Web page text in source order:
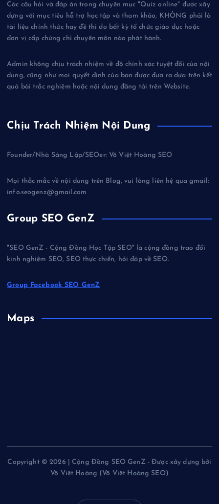
Các câu hỏi và đáp án trong chuyên mục "Quiz online" được xây
dựng với mục tiêu hỗ trợ học tập và tham khảo, KHÔNG phải là
tài liệu chính thức hay đề thi do bất kỳ tổ chức giáo dục hoặc
đơn vị cấp chứng chỉ chuyên môn nào phát hành.
Admin không chịu trách nhiệm về độ chính xác tuyệt đối của nội
dung, cũng như mọi quyết định của bạn được đưa ra dựa trên kết
quả bài trắc nghiệm hoặc nội dung đăng tải trên Website.
Chịu Trách Nhiệm Nội Dung
Founder/Nhà Sáng Lập/SEOer: Võ Việt Hoàng SEO
Mọi thắc mắc về nội dung trên Blog, vui lòng liên hệ qua gmail:
info.seogenz@gmail.com
Group SEO GenZ
"SEO GenZ - Cộng Đồng Học Tập SEO" là cộng đồng trao đổi
kinh nghiệm SEO, SEO thực chiến, hỏi đáp về SEO.
Group Facebook SEO GenZ
Maps
Copyright © 2026 | Cộng Đồng SEO GenZ - Được xây dựng bởi
Võ Việt Hoàng (Võ Việt Hoàng SEO)